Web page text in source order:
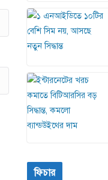
ফিচার